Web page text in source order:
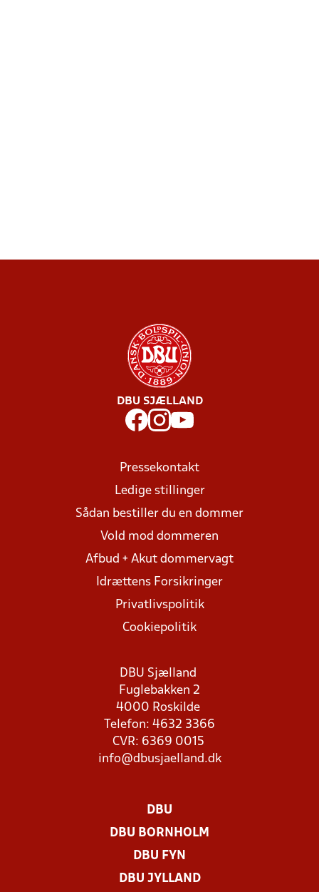
DBU SJÆLLAND
Pressekontakt
Ledige stillinger
Sådan bestiller du en dommer
Vold mod dommeren
Afbud + Akut dommervagt
Idrættens Forsikringer
Privatlivspolitik
Cookiepolitik
DBU Sjælland
Fuglebakken 2
4000 Roskilde
Telefon: 4632 3366
CVR: 6369 0015
info@dbusjaelland.dk
DBU
DBU BORNHOLM
DBU FYN
DBU JYLLAND